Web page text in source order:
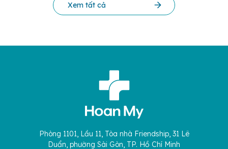
Xem tất cả
Phòng 1101, Lầu 11, Tòa nhà Friendship, 31 Lê
Duẩn, phường Sài Gòn, TP. Hồ Chí Minh